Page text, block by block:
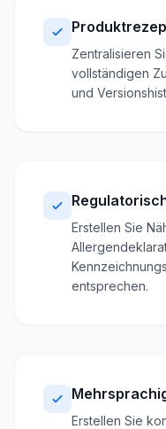
Zentralisieren
vollständigen
und
Erstellen Sie
entsprechen.
Erstellen Sie